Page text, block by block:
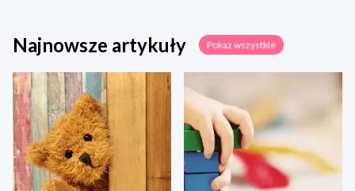
Najnowsze artykuły Pokaż wszystkie